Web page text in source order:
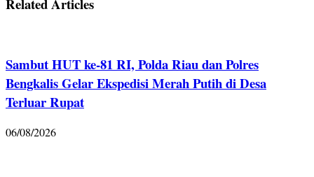
Related Articles
Sambut HUT ke-81 RI, Polda Riau dan Polres
Bengkalis Gelar Ekspedisi Merah Putih di Desa
Terluar Rupat
06/08/2026